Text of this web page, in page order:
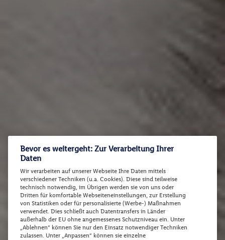
Bevor es weitergeht: Zur Verarbeitung Ihrer
Daten
Wir verarbeiten auf unserer Webseite Ihre Daten mittels
verschiedener Techniken (u.a. Cookies). Diese sind teilweise
technisch notwendig, im Übrigen werden sie von uns oder
Dritten für komfortable Webseiteneinstellungen, zur Erstellung
von Statistiken oder für personalisierte (Werbe-) Maßnahmen
verwendet. Dies schließt auch Datentransfers in Länder
außerhalb der EU ohne angemessenes Schutzniveau ein. Unter
„Ablehnen“ können Sie nur den Einsatz notwendiger Techniken
zulassen. Unter „Anpassen“ können sie einzelne